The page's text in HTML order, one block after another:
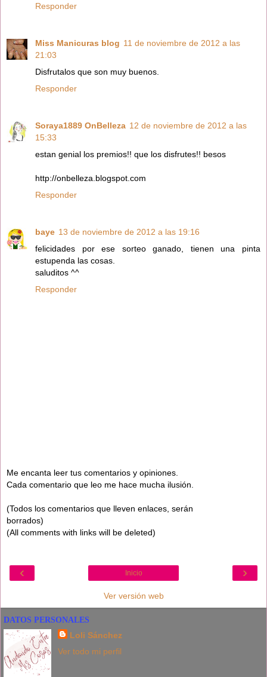
Responder
Miss Manicuras blog 11 de noviembre de 2012 a las
21:03
Disfrutalos que son muy buenos.
Responder
Soraya1889 OnBelleza 12 de noviembre de 2012 a las
15:33
estan genial los premios!! que los disfrutes!! besos
http://onbelleza.blogspot.com
Responder
baye 13 de noviembre de 2012 a las 19:16
felicidades por ese sorteo ganado, tienen una pinta
estupenda las cosas.
saluditos ^^
Responder
Me encanta leer tus comentarios y opiniones.
Cada comentario que leo me hace mucha ilusión.
(Todos los comentarios que lleven enlaces, serán
borrados)
(All comments with links will be deleted)
‹ ›
Inicio
Ver versión web
DATOS PERSONALES
Loli Sánchez
Ver todo mi perfil